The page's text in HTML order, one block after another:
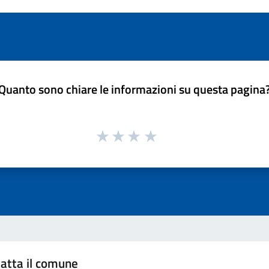
sono chiare le informazioni su questa
il comune